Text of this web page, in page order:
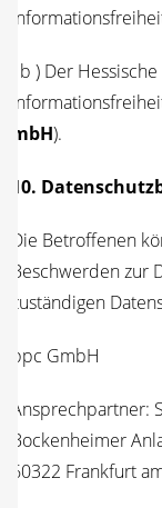
( b ) Der
mbH).
10.
Die Betrof­fe­nen
Beschwer­den zur
zustän­di­gen
bpc GmbH
Ansprech­part­ner:
Bocken­hei­mer
60322 Frank­furt